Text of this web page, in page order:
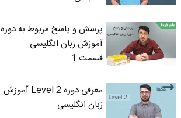
پرسش و پاسخ مربوط به دوره
آموزش زبان انگلیسی –
قسمت 1
معرفی دوره Level 2 آموزش
زبان انگلیسی